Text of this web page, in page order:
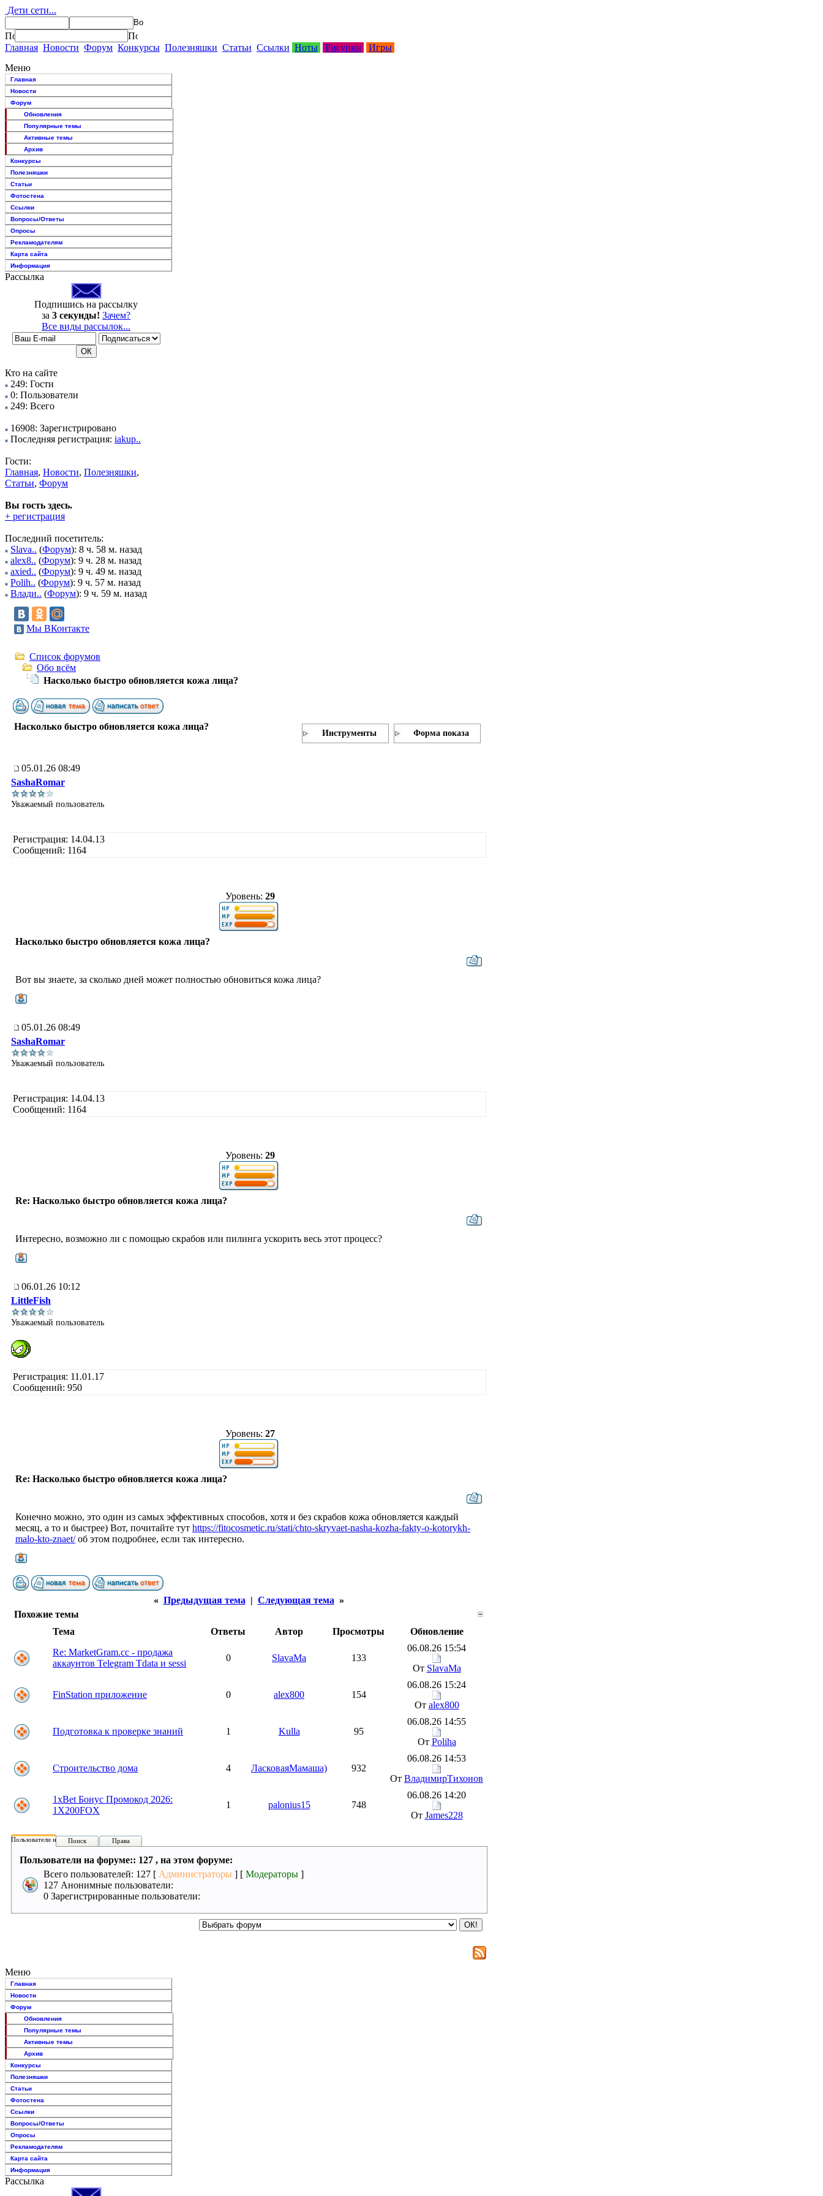
Дети сети...
Главная Новости Форум Конкурсы Полезняшки Статьи Ссылки Ноты Рисунки
Игры
Меню
Главная
Новости
Форум
Обновления
Популярные темы
Активные темы
Архив
Конкурсы
Полезняшки
Статьи
Фотостена
Ссылки
Вопросы/Ответы
Опросы
Рекламодателям
Карта сайта
Информация
Рассылка
Подпишись на рассылку
за 3 секунды! Зачем?
Все виды рассылок...
Кто на сайте
249: Гости
0: Пользователи
249: Всего
16908: Зарегистрировано
Последняя регистрация: iakup..
Гости:
Главная, Новости, Полезняшки,
Статьи, Форум
Вы гость здесь.
+ регистрация
Последний посетитель:
Slava.. (Форум): 8 ч. 58 м. назад
alex8.. (Форум): 9 ч. 28 м. назад
axied.. (Форум): 9 ч. 49 м. назад
Polih.. (Форум): 9 ч. 57 м. назад
Влади.. (Форум): 9 ч. 59 м. назад
Мы ВКонтакте
Список форумов
Обо всём
Насколько быстро обновляется кожа лица?
Насколько быстро обновляется кожа лица?
Инструменты Форма показа
05.01.26 08:49
SashaRomar
Уважаемый пользователь
Регистрация: 14.04.13
Сообщений: 1164
Уровень: 29
Насколько быстро обновляется кожа лица?
Вот вы знаете, за сколько дней может полностью обновиться кожа лица?
05.01.26 08:49
SashaRomar
Уважаемый пользователь
Регистрация: 14.04.13
Сообщений: 1164
Уровень: 29
Re: Насколько быстро обновляется кожа лица?
Интересно, возможно ли с помощью скрабов или пилинга ускорить весь этот процесс?
06.01.26 10:12
LittleFish
Уважаемый пользователь
Регистрация: 11.01.17
Сообщений: 950
Уровень: 27
Re: Насколько быстро обновляется кожа лица?
Конечно можно, это один из самых эффективных способов, хотя и без скрабов кожа обновляется каждый
месяц, а то и быстрее) Вот, почитайте тут https://fitocosmetic.ru/stati/chto-skryvaet-nasha-kozha-fakty-o-kotorykh-
malo-kto-znaet/об этом подробнее, если так интересно.
« Предыдущая тема | Следующая тема »
Похожие темы
Тема
Ответы Автор Просмотры
Обновление
Re: MarketGram.cc - продажа
аккаунтов Telegram Tdata и sessi
0 SlavaMa 133
06.08.26 15:54
От SlavaMa
FinStation приложение 0 alex800 154
06.08.26 15:24
От alex800
Подготовка к проверке знаний 1 Kulla 95
06.08.26 14:55
От Poliha
Строительство дома 4 ЛасковаяМамаша) 932
06.08.26 14:53
От ВладимирТихонов
1xBet Бонус Промокод 2026:
1X200FOX
1 palonius15 748
06.08.26 14:20
От James228
Пользователи на форуме:
Поиск Права
Пользователи на форуме:: 127 , на этом форуме:
Всего пользователей: 127 [ Администраторы ] [ Модераторы ]
127 Анонимные пользователи:
0 Зарегистрированные пользователи:
Меню
Главная
Новости
Форум
Обновления
Популярные темы
Активные темы
Архив
Конкурсы
Полезняшки
Статьи
Фотостена
Ссылки
Вопросы/Ответы
Опросы
Рекламодателям
Карта сайта
Информация
Рассылка